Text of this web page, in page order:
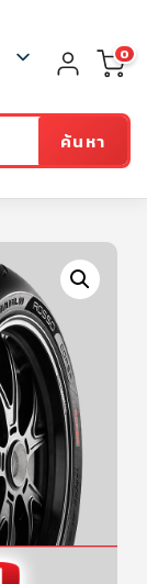
ค้นหา
0